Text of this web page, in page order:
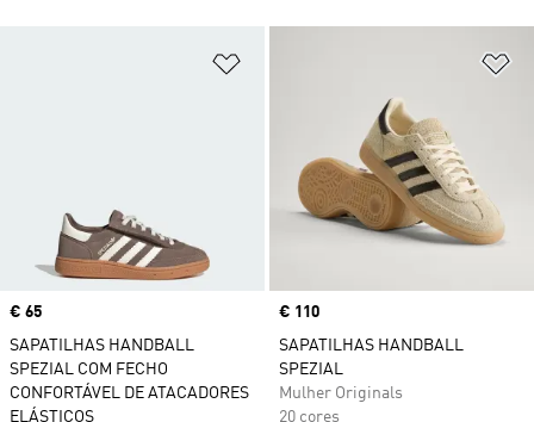
Adicionar à Lista de Desejos
Price
€ 65
SAPATILHAS HANDBALL
SPEZIAL COM FECHO
CONFORTÁVEL DE ATACADORES
ELÁSTICOS
Price
€ 110
SAPATILHAS HANDBALL
SPEZIAL
Mulher Originals
20 cores